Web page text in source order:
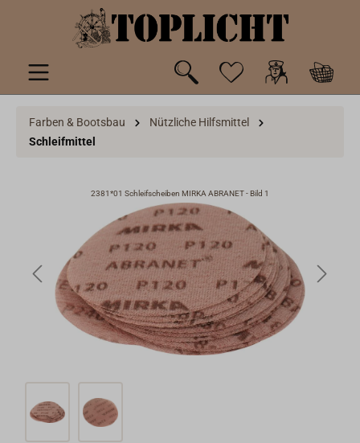
springen
Farben & Bootsbau
Nützliche Hilfsmittel
Schleifmittel
2381*01 Schleifscheiben MIRKA ABRANET - Bild 1